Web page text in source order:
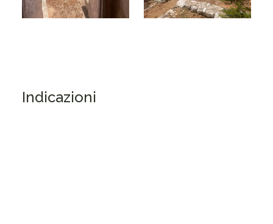
Indicazioni